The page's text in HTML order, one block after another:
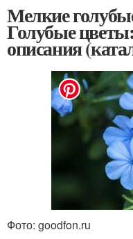
Мелкие
Голубые
описания
Фото: goodfon.ru